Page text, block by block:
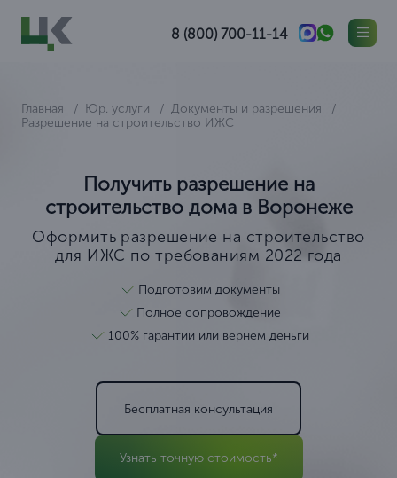
8 (800) 700-11-14
Главная Юр. услуги
Документы и разрешения
Разрешение на строительство ИЖС
Получить разрешение на
строительство дома в Воронеже
Оформить разрешение на строительство
для ИЖС по требованиям 2022 года
Подготовим документы
Полное сопровождение
100% гарантии или вернем деньги
Бесплатная консультация
Узнать точную стоимость*